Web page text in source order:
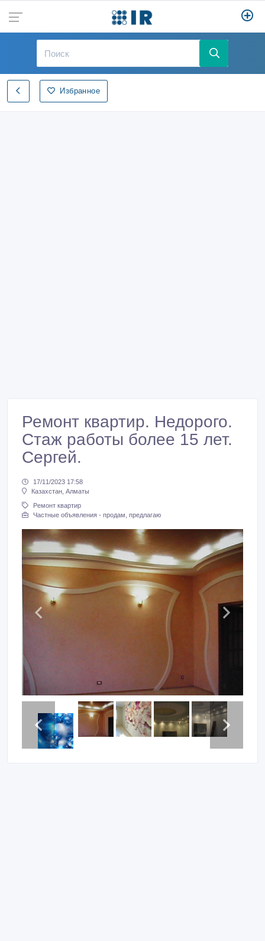
Избранное
Ремонт квартир. Недорого.
Стаж работы более 15 лет.
Сергей.
17/11/2023 17:58
Казахстан, Алматы
Ремонт квартир
Частные объявления - продам, предлагаю